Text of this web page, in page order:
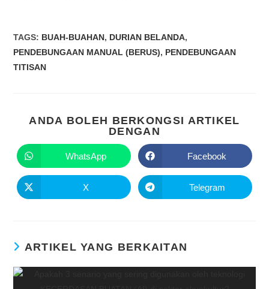
TAGS: BUAH-BUAHAN, DURIAN BELANDA,
PENDEBUNGAAN MANUAL (BERUS), PENDEBUNGAAN
TITISAN
ANDA BOLEH BERKONGSI ARTIKEL
DENGAN
WhatsApp Facebook
X Telegram
ARTIKEL YANG BERKAITAN